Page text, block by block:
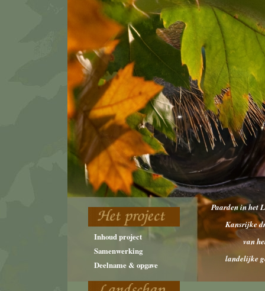
Paarden in het
Kansrijke
van
landelijke
Inhoud project
Samenwerking
Deelname & opgave